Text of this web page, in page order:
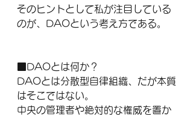
そのヒントとして私が注目している
のが、DAOという考え方である。
■DAOとは何か？
DAOとは分散型自律組織、だが本質
はそこではない。
中央の管理者や絶対的な権威を置か